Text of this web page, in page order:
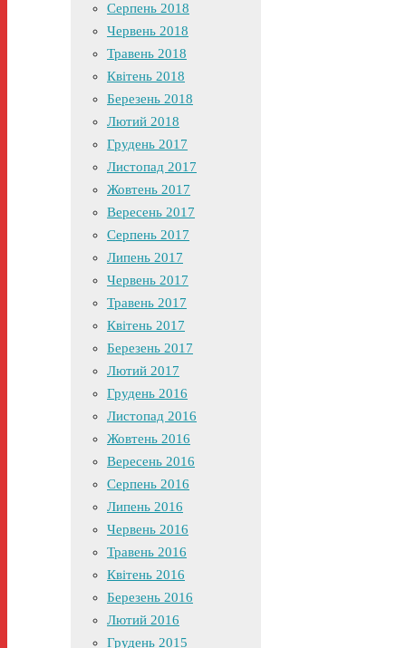
Серпень 2018
Червень 2018
Травень 2018
Квітень 2018
Березень 2018
Лютий 2018
Грудень 2017
Листопад 2017
Жовтень 2017
Вересень 2017
Серпень 2017
Липень 2017
Червень 2017
Травень 2017
Квітень 2017
Березень 2017
Лютий 2017
Грудень 2016
Листопад 2016
Жовтень 2016
Вересень 2016
Серпень 2016
Липень 2016
Червень 2016
Травень 2016
Квітень 2016
Березень 2016
Лютий 2016
Грудень 2015